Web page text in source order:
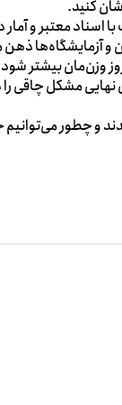
کنید.
اسناد معتبر و
آزمایشگاه‌ها ذهن
بیشتر شود.
نهایی مشکل چاقی
و چطور می‌توانیم